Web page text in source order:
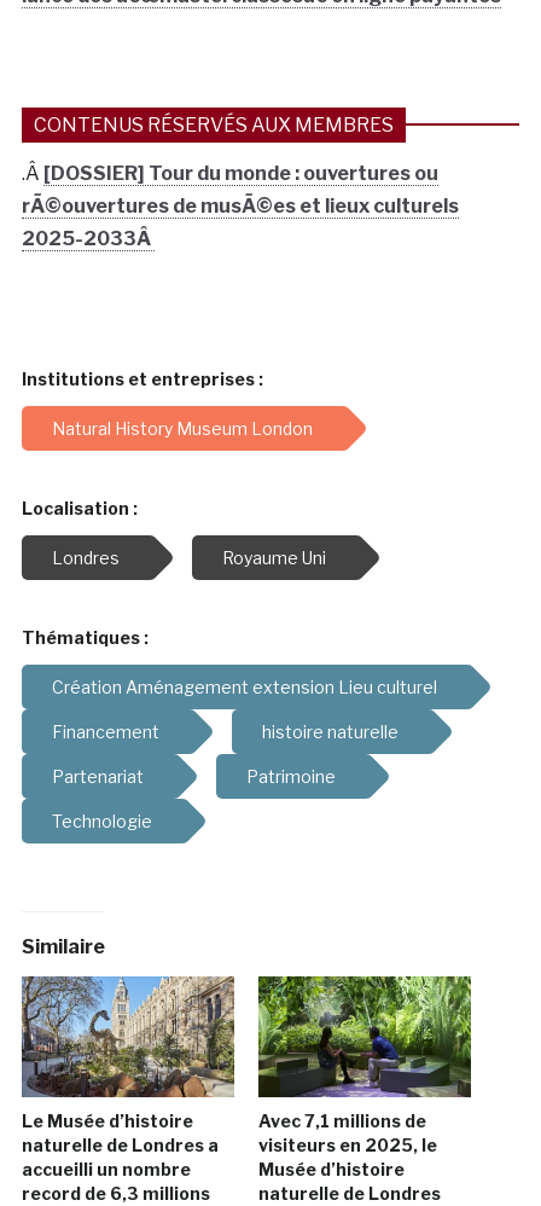
CONTENUS RÉSERVÉS AUX MEMBRES
.Â [DOSSIER] Tour du monde : ouvertures ou
rÃ©ouvertures de musÃ©es et lieux culturels
2025-2033Â
Institutions et entreprises :
Natural History Museum London
Localisation :
Londres Royaume Uni
Thématiques :
Création Aménagement extension Lieu culturel
Financement histoire naturelle
Partenariat Patrimoine
Technologie
Similaire
Le Musée d’histoire
naturelle de Londres a
accueilli un nombre
record de 6,3 millions
Avec 7,1 millions de
visiteurs en 2025, le
Musée d’histoire
naturelle de Londres